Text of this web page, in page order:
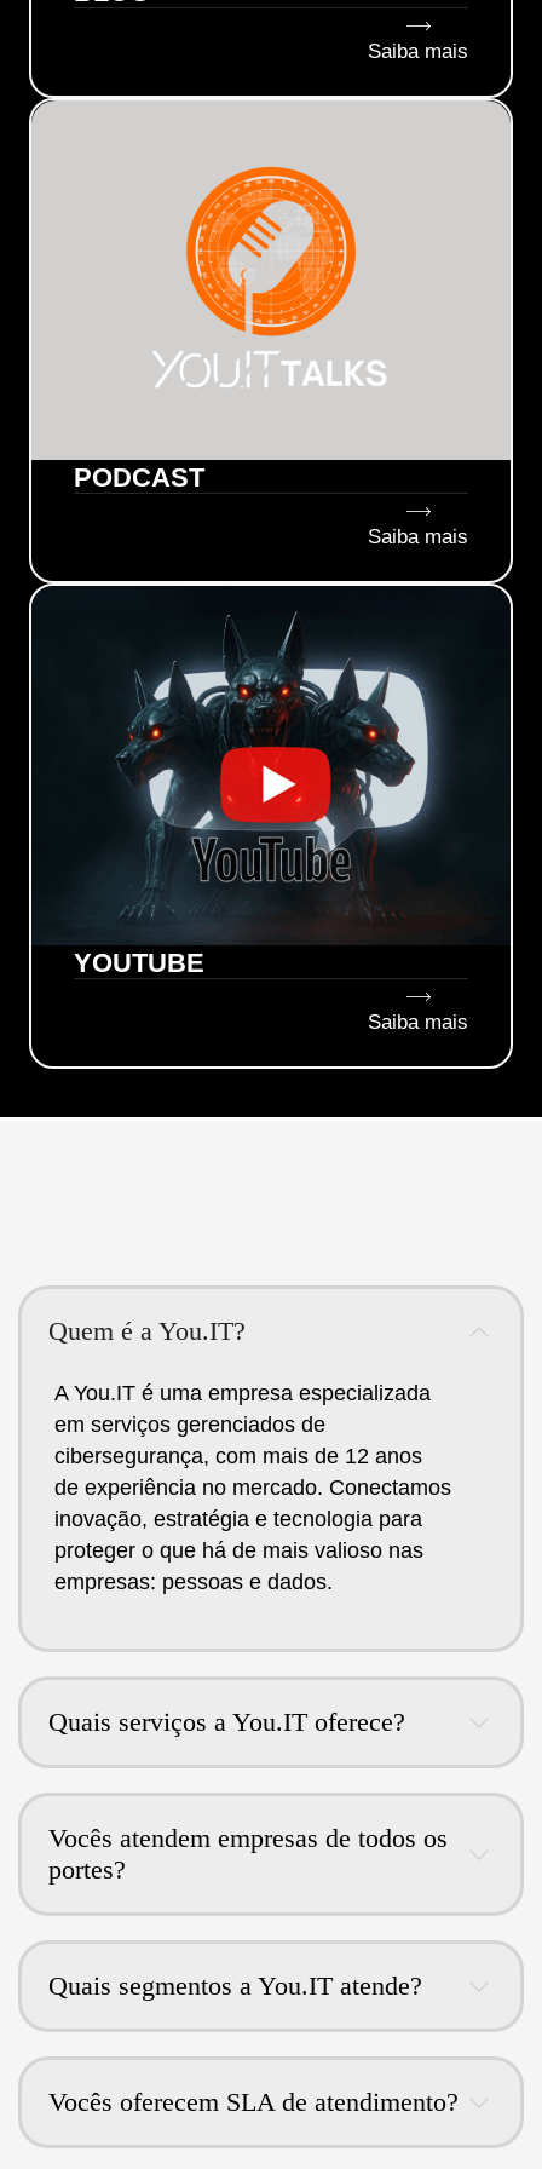
Saiba mais
PODCAST
Saiba mais
YOUTUBE
Saiba mais
Quem é a You.IT?
A You.IT é uma empresa especializada
em serviços gerenciados de
cibersegurança, com mais de 12 anos
de experiência no mercado. Conectamos
inovação, estratégia e tecnologia para
proteger o que há de mais valioso nas
empresas: pessoas e dados.
Quais serviços a You.IT oferece?
Vocês atendem empresas de todos os
portes?
Quais segmentos a You.IT atende?
Vocês oferecem SLA de atendimento?